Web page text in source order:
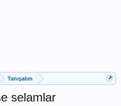
Tanışalım
selamlar